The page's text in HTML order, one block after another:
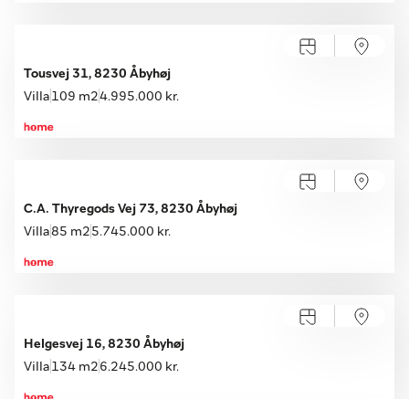
Tousvej 31, 8230 Åbyhøj
Villa 109 m24.995.000 kr.
C.A. Thyregods Vej 73, 8230 Åbyhøj
Villa85 m2 5.745.000 kr.
Helgesvej 16, 8230 Åbyhøj
Villa 134 m2 6.245.000 kr.